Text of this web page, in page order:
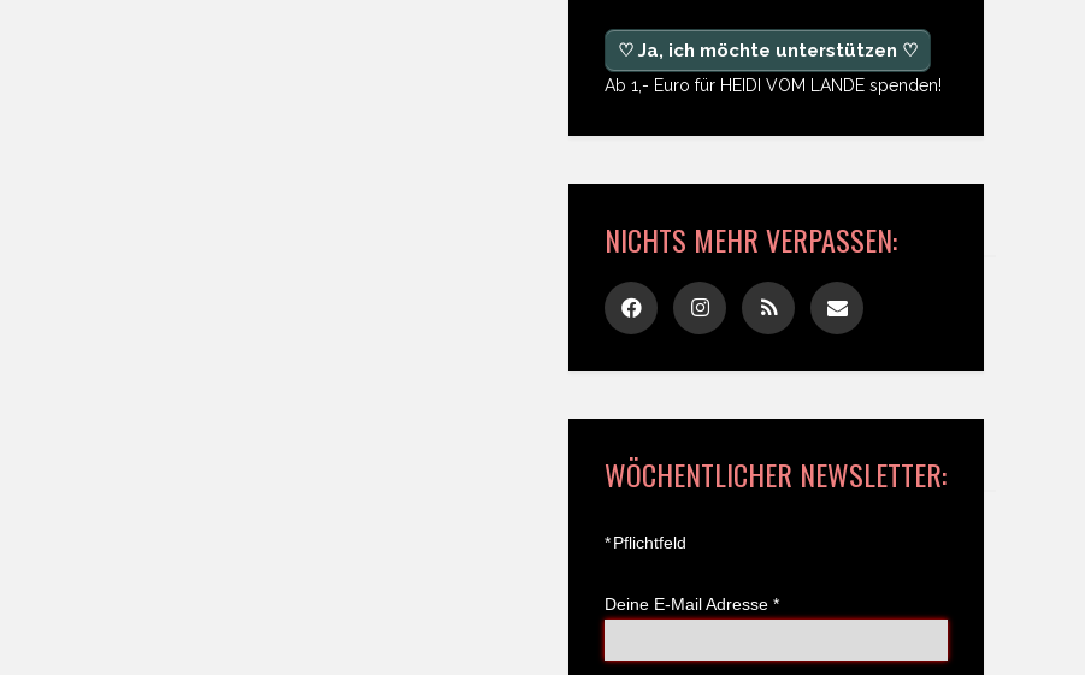
♡ Ja, ich möchte unterstützen ♡
Ab 1,- Euro für HEIDI VOM LANDE spenden!
NICHTS MEHR VERPASSEN:
WÖCHENTLICHER NEWSLETTER:
*Pflichtfeld
Deine E-Mail Adresse *